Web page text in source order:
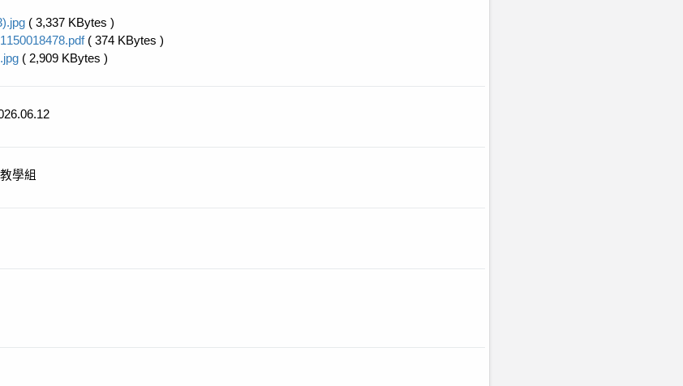
( 3,337 KBytes )
( 374 KBytes )
( 2,909 KBytes )
學組